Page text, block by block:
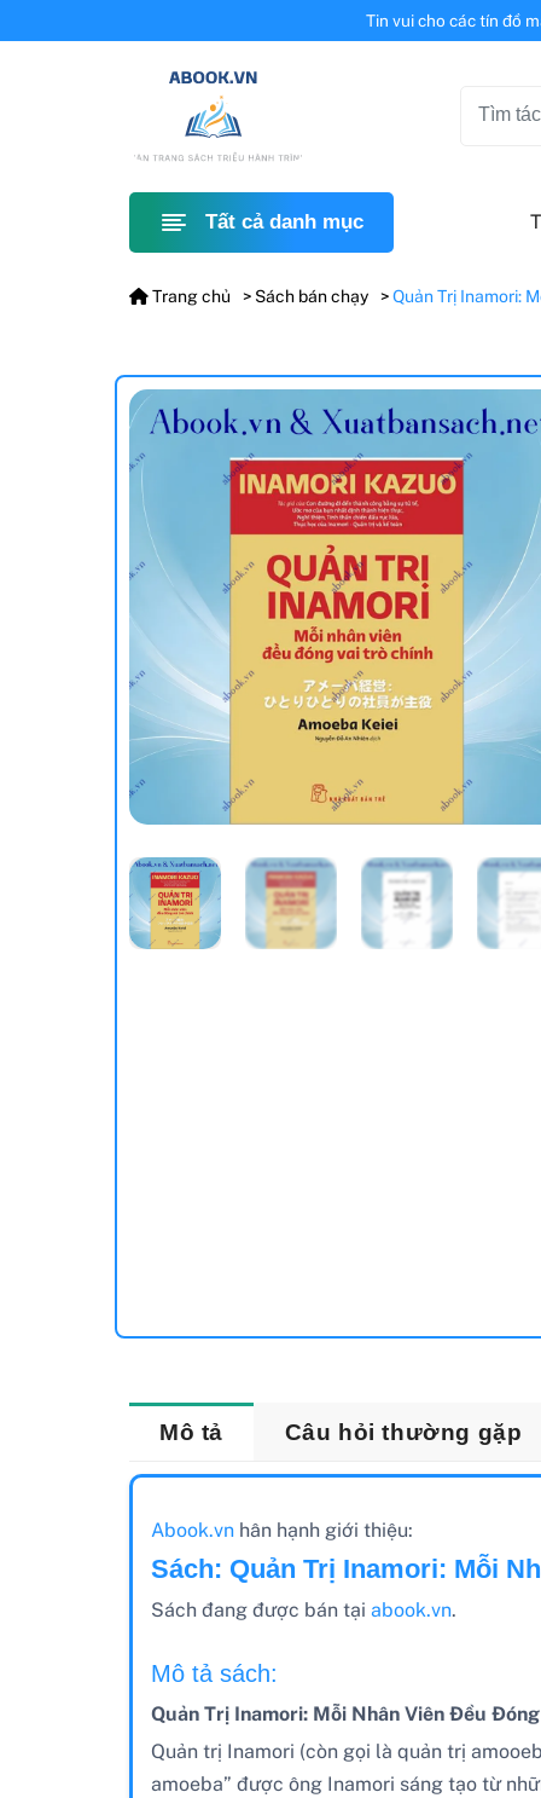
Tin vui cho các tín đồ
Tất cả danh mục
Trang chủ Sách bán chạy Quản Trị Inamori:
Mô tả Câu hỏi thường gặp
Abook.vnhân hạnh giới thiệu:
Sách: Quản Trị Inamori: Mỗi
Sách đang được bán tại abook.vn.
Mô tả sách:
Quản Trị Inamori: Mỗi Nhân Viên Đều
Quản trị Inamori (còn gọi là quản trị
amoeba” được ông Inamori sáng tạo từ